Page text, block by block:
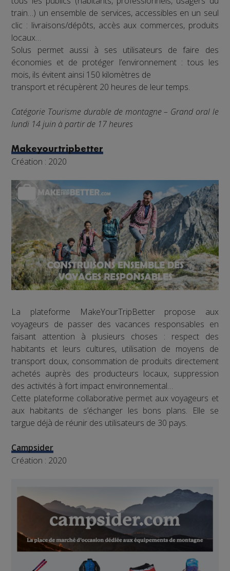
train…) un ensemble de services, accessibles en un seul
clic : livraisons/dépôts, accès aux commerces, produits
locaux…
Solus permet aussi à ses utilisateurs de faire des
économies et de protéger l’environnement : tous les
mois, ils évitent ainsi 150 kilomètres de
transport et récupèrent 20 heures de leur temps.
Catégorie Tourisme durable de montagne – Grand oral le
lundi 14 juin à partir de 17 heures
Makeyourtripbetter
Création : 2020
La plateforme MakeYourTripBetter propose aux
voyageurs de passer des vacances responsables en
faisant attention à plusieurs choses : respect des
habitants et leurs cultures, utilisation de moyens de
transport doux, consommation de produits directement
achetés auprès des producteurs locaux, suppression
des activités à fort impact environnemental…
Cette plateforme collaborative permet aux voyageurs et
aux habitants de s’échanger les bons plans. Elle se
targue déjà de réunir des utilisateurs de 30 pays.
Campsider
Création : 2020